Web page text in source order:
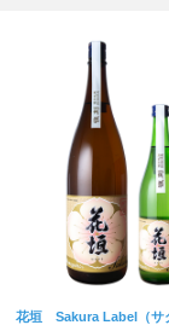
花垣 Sakura Label（サ